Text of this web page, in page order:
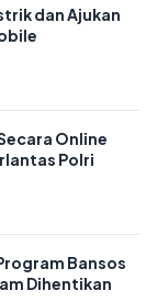
dan Ajukan
Online
Polri
Bansos
Dihentikan